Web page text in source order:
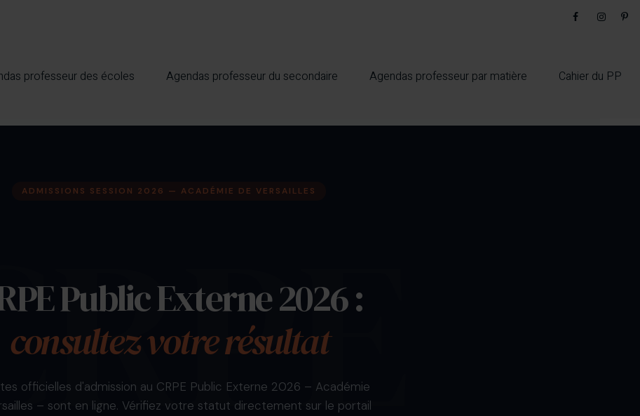
professeur des écoles Agendas professeur du secondaire Agendas professeur par matière Cahier du PP
ADMISSIONS SESSION 2026 — ACADÉMIE DE VERSAILLES
Public Externe 2026 :
consultez votre résultat
officielles d'admission au CRPE Public Externe 2026 – Académie
– sont en ligne. Vérifiez votre statut directement sur le portail